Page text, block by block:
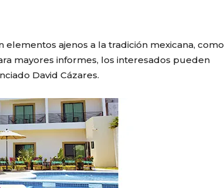
ajenos a la tradición mexicana, como
mayores informes, los interesados pueden
David Cázares.